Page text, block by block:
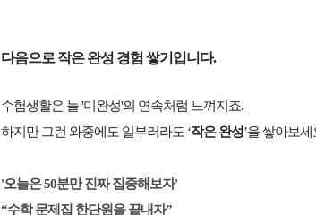
다음으로 작은 완성 경험 쌓기입니다.
수험생활은 늘 '미완성'의 연속처럼 느껴지죠.
하지만 그런 와중에도 일부러라도 ‘작은 완성’을 쌓아보세
'오늘은 50분만 진짜 집중해보자'
“수학 문제집 한단원을 끝내자”